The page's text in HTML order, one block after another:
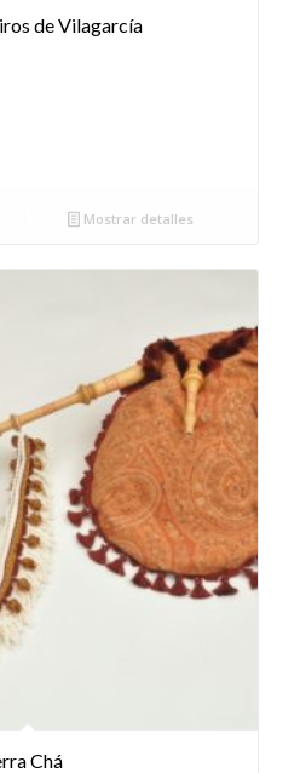
de Vilagarcía
Mostrar detalles
Chá